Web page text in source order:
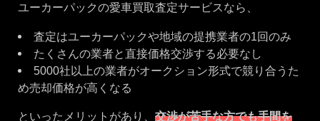
ユーカーパックの愛車買取査定サービスなら、
査定はユーカーパックや地域の提携業者の1回のみ
たくさんの業者と直接価格交渉する必要なし
5000社以上の業者がオークション形式で競り合うた
め売却価格が高くなる
といったメリットがあり、 交渉が苦手な方でも手間を